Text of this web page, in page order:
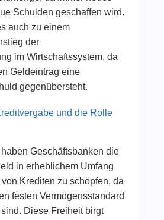
Schulden geschaffen wird.
auch zu einem
der
im Wirtschaftssystem, da
Geldeintrag eine
gegenübersteht.
und die Rolle
Geschäftsbanken die
in erheblichem Umfang
Krediten zu schöpfen, da
festen Vermögensstandard
Diese Freiheit birgt